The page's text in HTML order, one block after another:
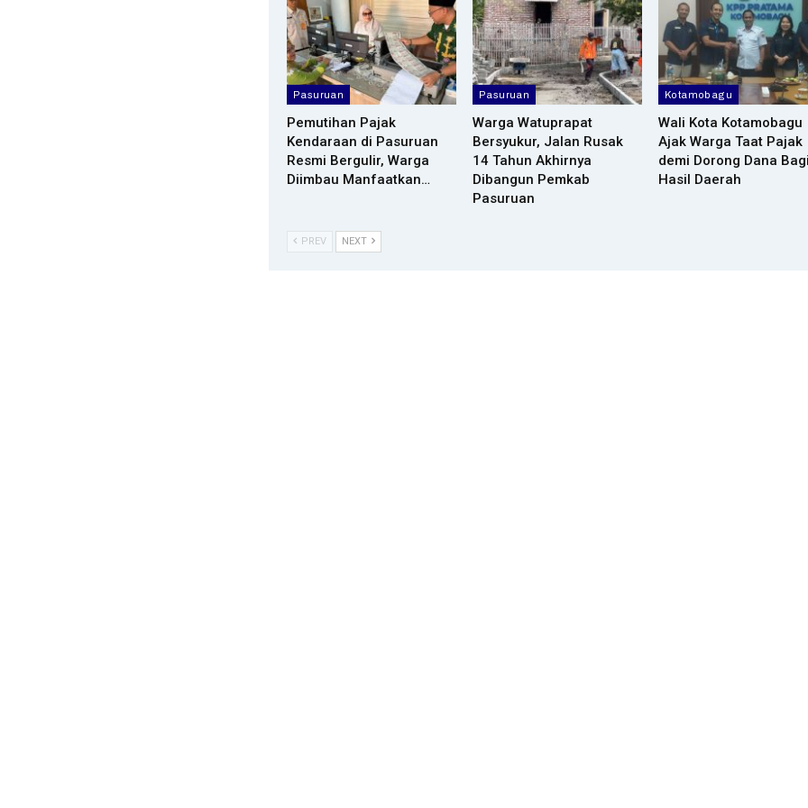
Pasuruan
Pemutihan Pajak
Kendaraan di Pasuruan
Resmi Bergulir, Warga
Diimbau Manfaatkan…
Pasuruan
Warga Watuprapat
Bersyukur, Jalan Rusak
14 Tahun Akhirnya
Dibangun Pemkab
Pasuruan
Kotamobagu
Wali Kota Kotamobagu
Ajak Warga Taat Pajak
demi Dorong Dana
Hasil Daerah
PREV NEXT